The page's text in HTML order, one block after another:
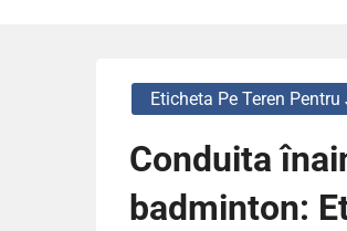
Eticheta Pe Teren
Conduita
badminton: